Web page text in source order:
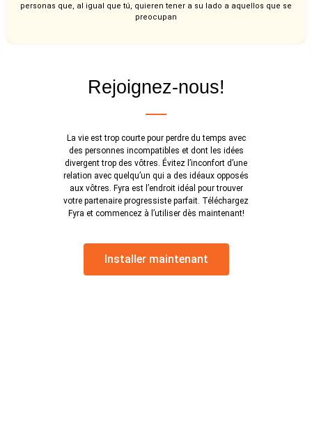
personas que, al igual que tú, quieren tener a su lado a aquellos que se
preocupan
Rejoignez-nous!
La vie est trop courte pour perdre du temps avec
des personnes incompatibles et dont les idées
divergent trop des vôtres. Évitez l’inconfort d’une
relation avec quelqu’un qui a des idéaux opposés
aux vôtres. Fyra est l’endroit idéal pour trouver
votre partenaire progressiste parfait. Téléchargez
Fyra et commencez à l’utiliser dès maintenant!
Installer maintenant